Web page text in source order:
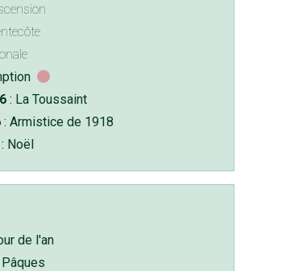
: La Toussaint
: Armistice de 1918
Noël
de l'an